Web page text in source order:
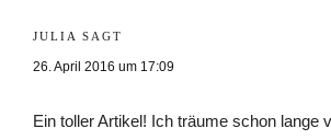
JULIA SAGT
26. April 2016 um 17:09
Ein toller Artikel! Ich träume schon lange